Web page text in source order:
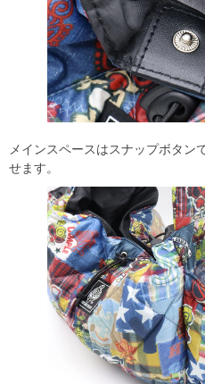
メインスペースはスナップボタン
せます。